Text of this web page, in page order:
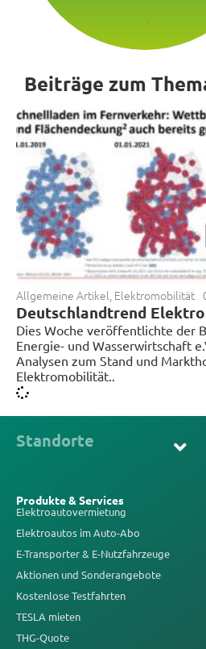
Beiträge zum
Allgemeine Artikel Elektromobilität
Deutschlandtrend
Dies Woche veröffentlichte der
Energie- und Wasserwirtschaft
Analysen zum Stand und
Elektromobilität..
Standorte
Produkte & Services
Elektroautovermietung
Elektroautos im Auto-Abo
E-Transporter & E-Nutzfahrzeuge
Aktionen und Sonderangebote
Kostenlose Testfahrten
TESLA mieten
THG-Quote